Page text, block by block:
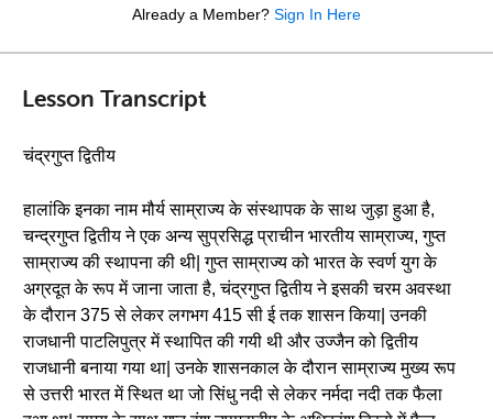
Already a Member? Sign In Here
Lesson Transcript
चंद्रगुप्त द्वितीय
हालांकि इनका नाम मौर्य साम्राज्य के संस्थापक के साथ जुड़ा हुआ है,
चन्द्रगुप्त द्वितीय ने एक अन्य सुप्रसिद्ध प्राचीन भारतीय साम्राज्य, गुप्त
साम्राज्य की स्थापना की थी| गुप्त साम्राज्य को भारत के स्वर्ण युग के
अग्रदूत के रूप में जाना जाता है, चंद्रगुप्त द्वितीय ने इसकी चरम अवस्था
के दौरान 375 से लेकर लगभग 415 सी ई तक शासन किया| उनकी
राजधानी पाटलिपुत्र में स्थापित की गयी थी और उज्जैन को द्वितीय
राजधानी बनाया गया था| उनके शासनकाल के दौरान साम्राज्य मुख्य रूप
से उत्तरी भारत में स्थित था जो सिंधु नदी से लेकर नर्मदा नदी तक फैला